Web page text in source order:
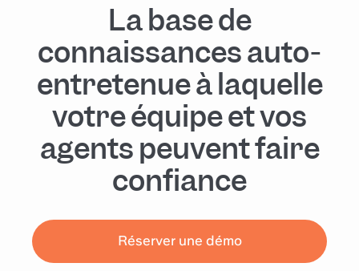
La base de
connaissances auto-
entretenue à laquelle
votre équipe et vos
agents peuvent faire
confiance
Réserver une démo